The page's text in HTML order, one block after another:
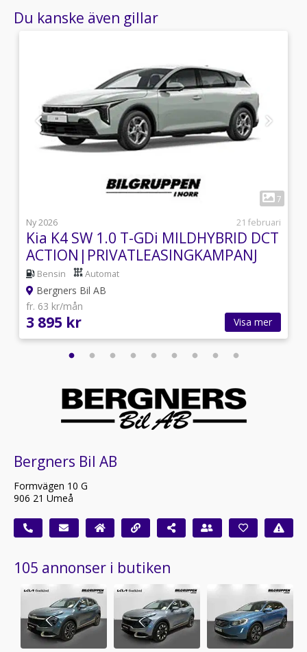
Du kanske även gillar
1
7
Ny 2026
21 februari
Kia K4 SW 1.0 T-GDi MILDHYBRID DCT
ACTION|PRIVATLEASINGKAMPANJ
Bensin Automat
Bergners Bil AB
fr. 63 kr/mån
3 895 kr Visa mer
Bergners Bil AB
Formvägen 10 G
906 21 Umeå
105 annonser i butiken